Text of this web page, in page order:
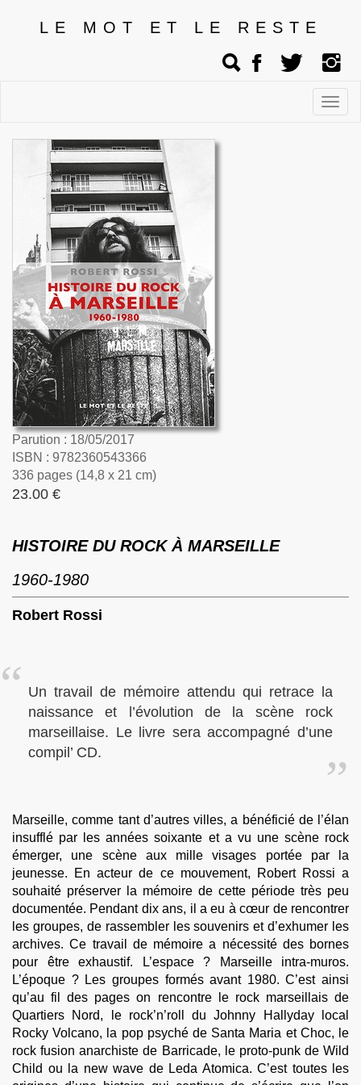
LE MOT ET LE RESTE
Parution : 18/05/2017
ISBN : 9782360543366
336 pages (14,8 x 21 cm)
23.00 €
HISTOIRE DU ROCK À MARSEILLE
1960-1980
Robert Rossi
Un travail de mémoire attendu qui retrace la
naissance et l’évolution de la scène rock
marseillaise. Le livre sera accompagné d’une
compil’ CD.
Marseille, comme tant d’autres villes, a bénéficié de l’élan
insufflé par les années soixante et a vu une scène rock
émerger, une scène aux mille visages portée par la
jeunesse. En acteur de ce mouvement, Robert Rossi a
souhaité préserver la mémoire de cette période très peu
documentée. Pendant dix ans, il a eu à cœur de rencontrer
les groupes, de rassembler les souvenirs et d’exhumer les
archives. Ce travail de mémoire a nécessité des bornes
pour être exhaustif. L’espace ? Marseille intra-muros.
L’époque ? Les groupes formés avant 1980. C’est ainsi
qu’au fil des pages on rencontre le rock marseillais de
Quartiers Nord, le rock’n’roll du Johnny Hallyday local
Rocky Volcano, la pop psyché de Santa Maria et Choc, le
rock fusion anarchiste de Barricade, le proto-punk de Wild
Child ou la new wave de Leda Atomica. C’est toutes les